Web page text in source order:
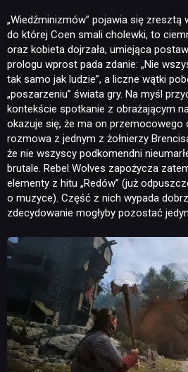
NEWSY
RECENZJE
KULTURA
RETRO
DYSKUSJE
„Wiedźminizmów” pojawia się zresztą
do której Coen smali cholewki, to
oraz kobieta dojrzała, umiejąca
prologu wprost pada zdanie: „Nie
tak samo jak ludzie”, a liczne wątki
„poszarzeniu” świata gry. Na myśl
kontekście spotkanie z obrażającym
okazuje się, że ma on przemocowego
rozmowa z jednym z żołnierzy
że nie wszyscy podkomendni
brutale. Rebel Wolves zapożycza
elementy z hitu „Redów” (już
o muzyce). Część z nich wypada
zdecydowanie mogłyby pozostać